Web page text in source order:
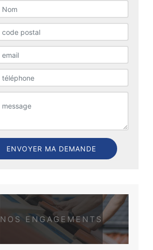
NOS ENGAGEMENTS